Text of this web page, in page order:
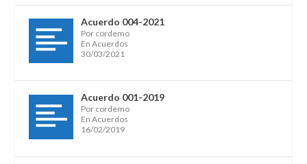
Acuerdo 004-2021
Por cordemo
En Acuerdos
30/03/2021
Acuerdo 001-2019
Por cordemo
En Acuerdos
16/02/2019